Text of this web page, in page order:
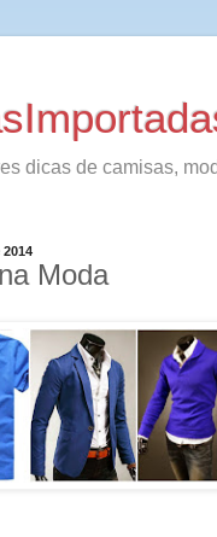
dicas de camisas,
Moda